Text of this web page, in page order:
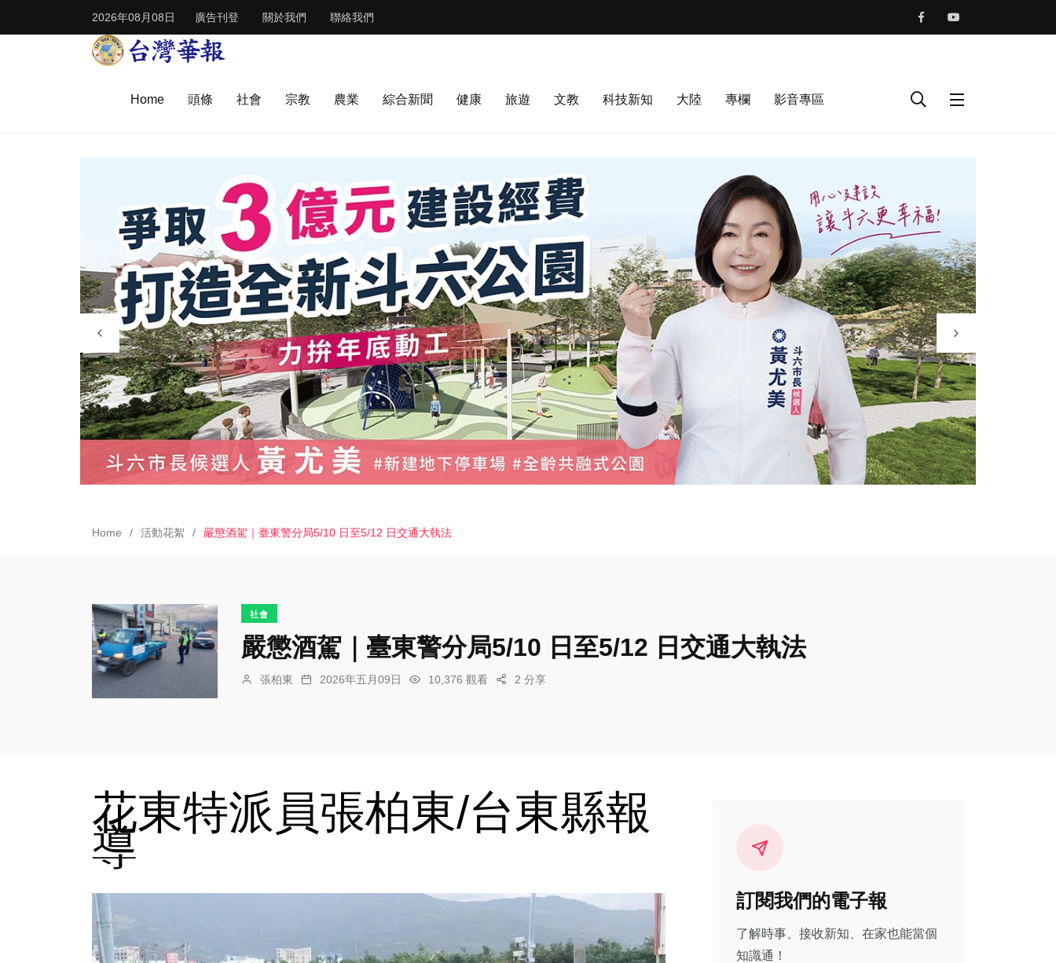
2026年08月08日 廣告刊登 關於我們 聯絡我們
Home 頭條 社會 宗教 農業 綜合新聞 健康 旅遊 文教 科技新知 大陸 專欄 影音專區
Home 活動花絮 嚴懲酒駕｜臺東警分局5/10 日至5/12 日交通大執法
社會
嚴懲酒駕｜臺東警分局5/10 日至5/12 日交通大執法
張柏東 2026年五月09日 10,376 觀看 2 分享
花東特派員張柏東/台東縣報
導
訂閱我們的電子報
了解時事、接收新知、在家也能當個
知識通！